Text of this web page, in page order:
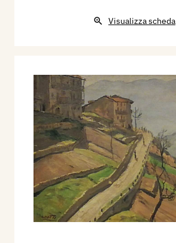
Visualizza scheda